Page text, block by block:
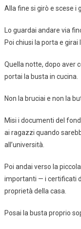
Alla fine si girò e scese i
Lo guardai andare via
Poi chiusi la porta e girai
Quella notte, dopo aver
portai la busta in cucina.
Non la bruciai e non la
Misi i documenti del
ai ragazzi quando
all’università.
Poi andai verso la
importanti — i certificati
proprietà della casa.
Posai la busta proprio